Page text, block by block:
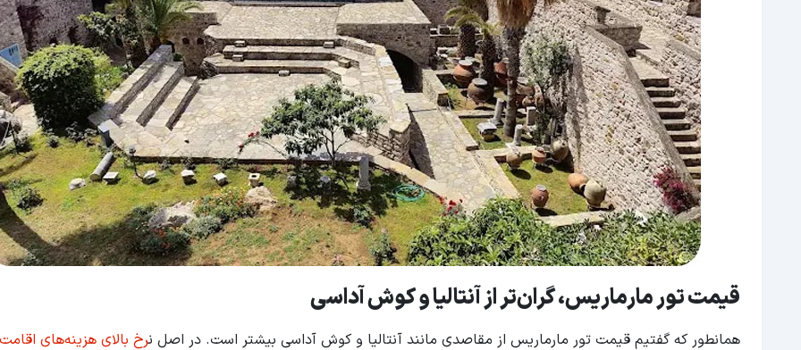
قیمت تور مارماریس، گران‌تر از آنتالیا و کوش آداسی
همانطور که گفتیم قیمت تور مارماریس از مقاصدی مانند آنتالیا و کوش آداسی بیشتر است. در اصل نرخ بالای هزینه‌های اقامت